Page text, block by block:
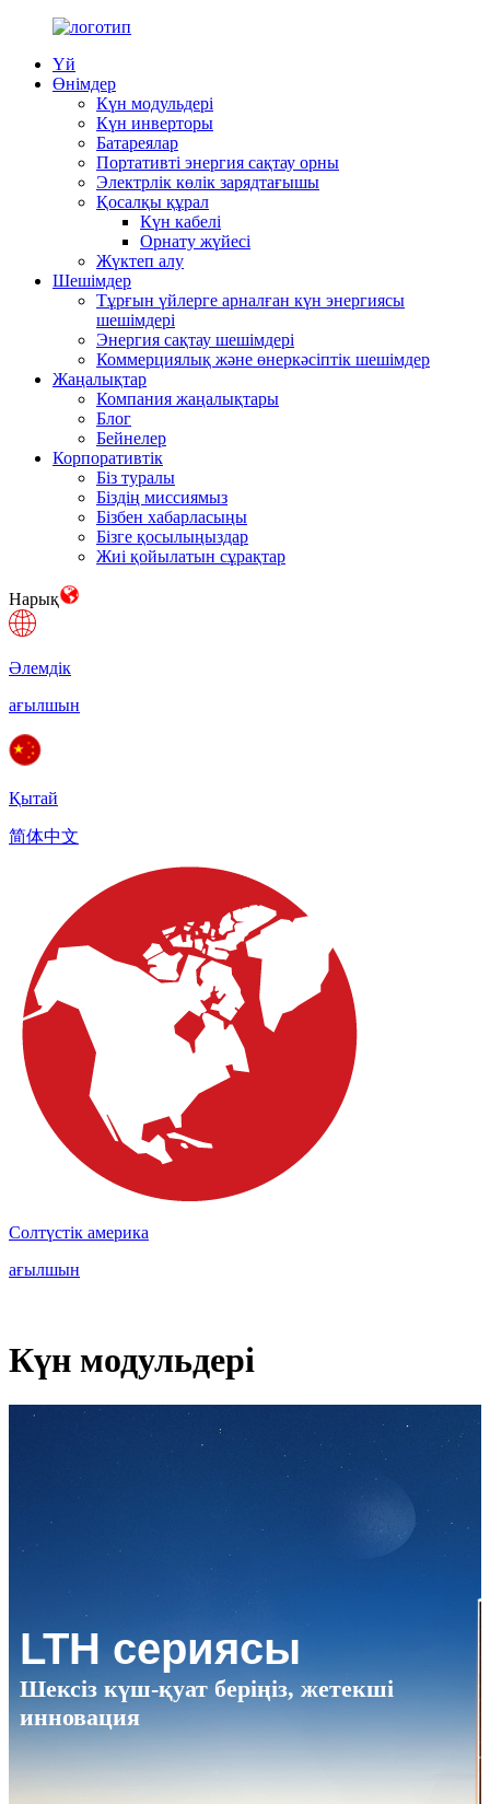
Үй
Өнімдер
Күн модульдері
Күн инверторы
Батареялар
Портативті энергия сақтау орны
Электрлік көлік зарядтағышы
Қосалқы құрал
Күн кабелі
Орнату жүйесі
Жүктеп алу
Шешімдер
Тұрғын үйлерге арналған күн энергиясы
шешімдері
Энергия сақтау шешімдері
Коммерциялық және өнеркәсіптік шешімдер
Жаңалықтар
Компания жаңалықтары
Блог
Бейнелер
Корпоративтік
Біз туралы
Біздің миссиямыз
Бізбен хабарласыңы
Бізге қосылыңыздар
Жиі қойылатын сұрақтар
Нарық
Әлемдік
ағылшын
Қытай
简体中文
Солтүстік америка
ағылшын
Күн модульдері
LTH сериясы
Шексіз күш-қуат беріңіз, жетекші
инновация